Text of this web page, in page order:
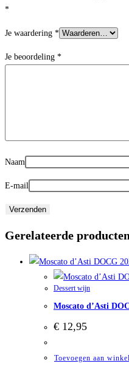
*
Je waardering *
Je beoordeling *
Naam
E-mail
Gerelateerde producten
Dessert wijn
Moscato d’Asti
€ 12,95
Toevoegen aan